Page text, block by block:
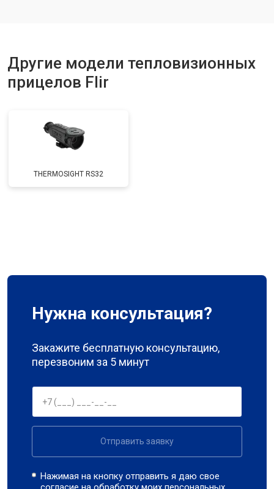
Другие модели тепловизионных
прицелов Flir
THERMOSIGHT RS32
Нужна консультация?
Закажите бесплатную консультацию,
перезвоним за 5 минут
Отправить заявку
Нажимая на кнопку отправить я даю свое